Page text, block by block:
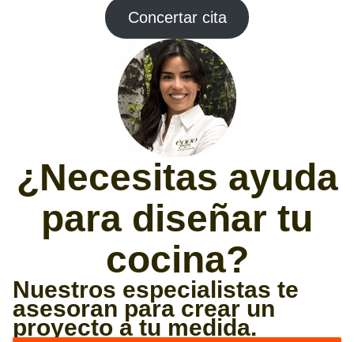
Concertar cita
¿Necesitas ayuda
para diseñar tu
cocina?
Nuestros especialistas te
asesoran para crear un
proyecto a tu medida.